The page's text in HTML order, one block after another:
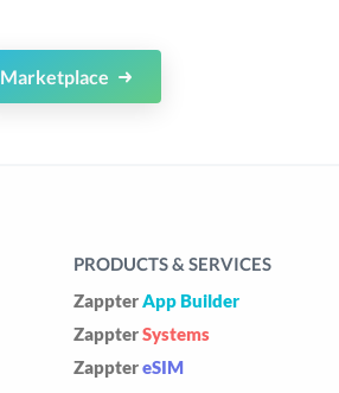
Marketplace
PRODUCTS & SERVICES
Zappter App Builder
ZappterSystems
ZapptereSIM